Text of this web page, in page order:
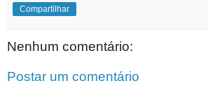
Compartilhar
Nenhum comentário:
Postar um comentário